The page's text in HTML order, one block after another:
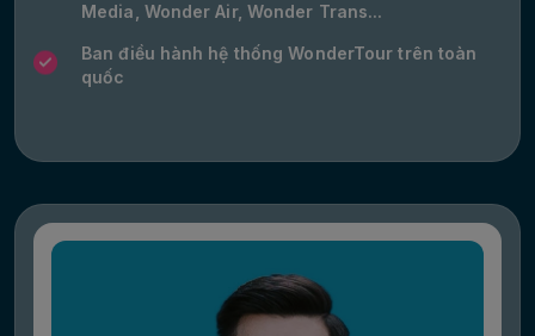
Media, Wonder Air, Wonder Trans...
Ban điều hành hệ thống WonderTour trên toàn
quốc